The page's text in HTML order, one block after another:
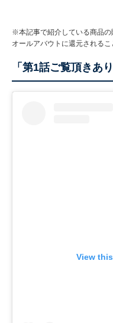
※本記事で紹介している商品
オールアバウトに還元されるこ
「第1話ご覧頂きあ
View